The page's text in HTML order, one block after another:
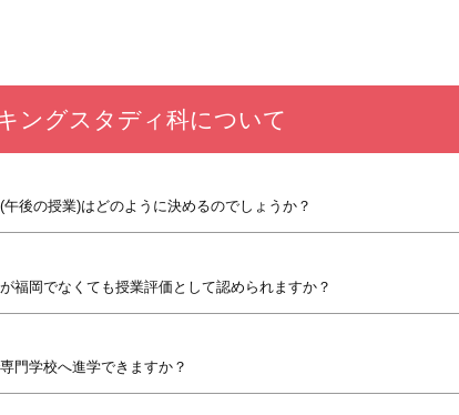
ングスタディ科について
後の授業)はどのように決めるのでしょうか？
福岡でなくても授業評価として認められますか？
門学校へ進学できますか？